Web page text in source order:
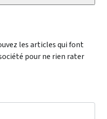
les articles qui font
pour ne rien rater